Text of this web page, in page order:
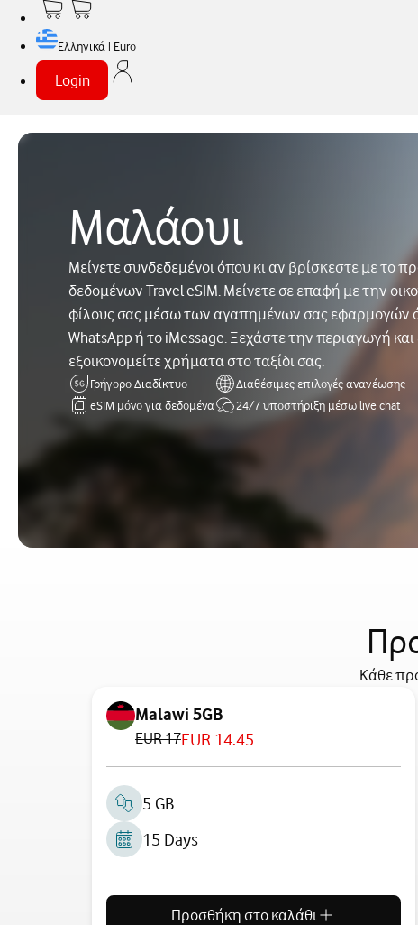
Ελληνικά | Euro
Login
Μαλάουι
Μείνετε συνδεδεμένοι όπου κι αν βρίσκεστε με το
δεδομένων Travel eSIM. Μείνετε σε επαφή με την
φίλους σας μέσω των αγαπημένων σας εφαρμογών
WhatsApp ή το iMessage. Ξεχάστε την περιαγωγή και
εξοικονομείτε χρήματα στο ταξίδι σας.
Γρήγορο Διαδίκτυο
eSIM μόνο για δεδομένα
Διαθέσιμες επιλογές ανανέωσης
24/7 υποστήριξη μέσω live chat
Κάθε
Malawi 5GB
EUR 17EUR 14.45
5 GB
15 Days
Προσθήκη στο καλάθι